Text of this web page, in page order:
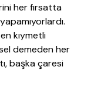
her fırsatta
kıymetli
sel demeden her
başka çaresi